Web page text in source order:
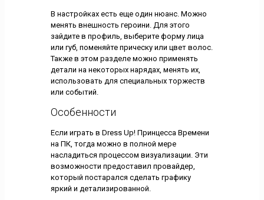
В настройках есть еще один нюанс. Можно
менять внешность героини. Для этого
зайдите в профиль, выберите форму лица
или губ, поменяйте прическу или цвет волос.
Также в этом разделе можно применять
детали на некоторых нарядах, менять их,
использовать для специальных торжеств
или событий.
Особенности
Если играть в Dress Up! Принцесса Времени
на ПК, тогда можно в полной мере
насладиться процессом визуализации. Эти
возможности предоставил провайдер,
который постарался сделать графику
яркий и детализированной.